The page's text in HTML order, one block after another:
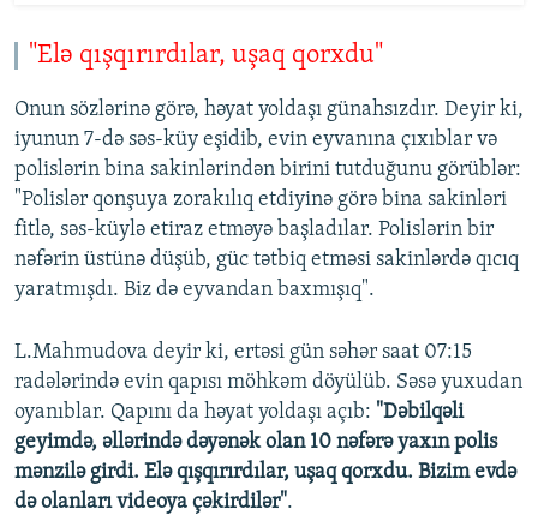
"Elə qışqırırdılar, uşaq qorxdu"
Onun sözlərinə görə, həyat yoldaşı günahsızdır. Deyir ki,
iyunun 7-də səs-küy eşidib, evin eyvanına çıxıblar və
polislərin bina sakinlərindən birini tutduğunu görüblər:
"Polislər qonşuya zorakılıq etdiyinə görə bina sakinləri
fitlə, səs-küylə etiraz etməyə başladılar. Polislərin bir
nəfərin üstünə düşüb, güc tətbiq etməsi sakinlərdə qıcıq
yaratmışdı. Biz də eyvandan baxmışıq".
L.Mahmudova deyir ki, ertəsi gün səhər saat 07:15
radələrində evin qapısı möhkəm döyülüb. Səsə yuxudan
oyanıblar. Qapını da həyat yoldaşı açıb: "Dəbilqəli
geyimdə, əllərində dəyənək olan 10 nəfərə yaxın polis
mənzilə girdi. Elə qışqırırdılar, uşaq qorxdu. Bizim evdə
də olanları videoya çəkirdilər".